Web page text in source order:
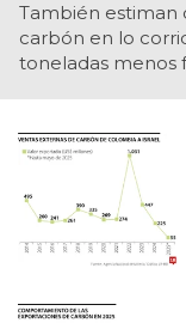
También estiman
carbón en lo
toneladas menos